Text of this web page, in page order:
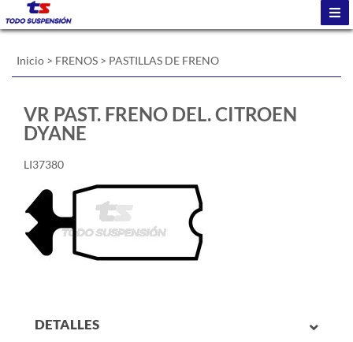
Inicio > FRENOS > PASTILLAS DE FRENO
VR PAST. FRENO DEL. CITROEN
DYANE
LI37380
DETALLES